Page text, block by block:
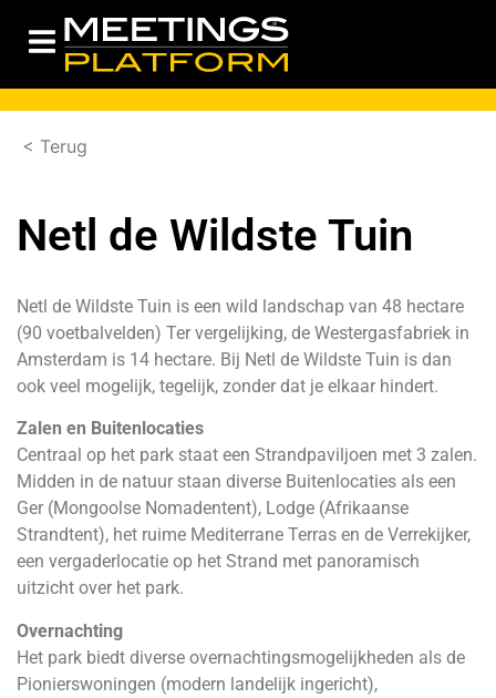
< Terug
Netl de Wildste Tuin
Netl de Wildste Tuin is een wild landschap van 48 hectare
(90 voetbalvelden) Ter vergelijking, de Westergasfabriek in
Amsterdam is 14 hectare. Bij Netl de Wildste Tuin is dan
ook veel mogelijk, tegelijk, zonder dat je elkaar hindert.
Zalen en Buitenlocaties
Centraal op het park staat een Strandpaviljoen met 3 zalen.
Midden in de natuur staan diverse Buitenlocaties als een
Ger (Mongoolse Nomadentent), Lodge (Afrikaanse
Strandtent), het ruime Mediterrane Terras en de Verrekijker,
een vergaderlocatie op het Strand met panoramisch
uitzicht over het park.
Overnachting
Het park biedt diverse overnachtingsmogelijkheden als de
Pionierswoningen (modern landelijk ingericht),